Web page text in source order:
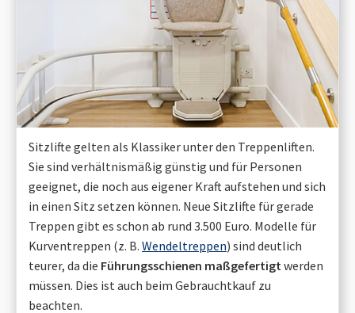
Sitzlifte gelten als Klassiker unter den Treppenliften.
Sie sind verhältnismäßig günstig und für Personen
geeignet, die noch aus eigener Kraft aufstehen und sich
in einen Sitz setzen können. Neue Sitzlifte für gerade
Treppen gibt es schon ab rund 3.500 Euro. Modelle für
Kurventreppen (z. B. Wendeltreppen) sind deutlich
teurer, da die Führungsschienen maßgefertigt werden
müssen. Dies ist auch beim Gebrauchtkauf zu
beachten.